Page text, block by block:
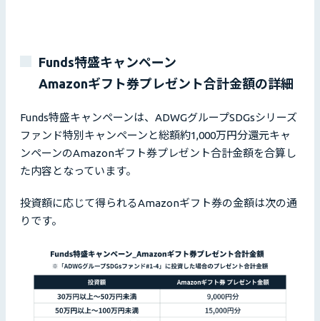
Funds特盛キャンペーン
Amazonギフト券プレゼント合計金額の詳細
Funds特盛キャンペーンは、ADWGグループSDGsシリーズ
ファンド特別キャンペーンと総額約1,000万円分還元キャ
ンペーンのAmazonギフト券プレゼント合計金額を合算し
た内容となっています。
投資額に応じて得られるAmazonギフト券の金額は次の通
りです。